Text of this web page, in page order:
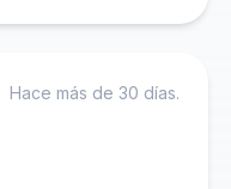
Hace más de 30 días.